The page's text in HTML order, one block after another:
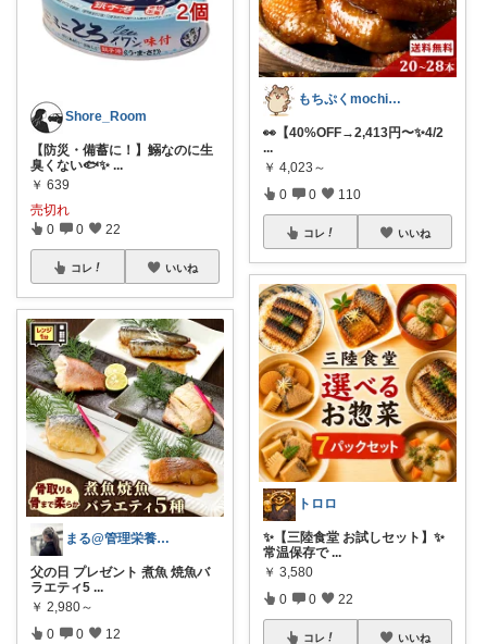
Shore_Room
【防災・備蓄に！】鰯なのに生
臭くない🐟✨ ...
￥ 639
売切れ
0 0 22
コレ いいね
まる@管理栄養士がえらぶ身体に優しい食品
父の日 プレゼント 煮魚 焼魚バ
ラエティ5 ...
￥ 2,980～
0 0 12
もちぷくmochipuku☘️5日感謝
👀【40%OFF→2,413円〜✨️4/2
...
￥ 4,023～
0 0 110
コレ いいね
トロロ
✨【三陸食堂 お試しセット】✨
常温保存で ...
￥ 3,580
0 0 22
コレ いいね